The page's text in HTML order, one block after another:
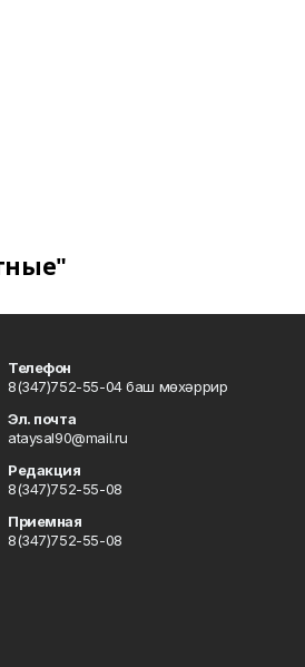
Телефон
8(347)752-55-04 баш мөхәррир
Эл. почта
ataysal90@mail.ru
Редакция
8(347)752-55-08
Приемная
8(347)752-55-08